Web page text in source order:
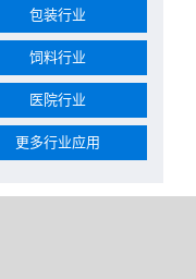
包装行业
饲料行业
医院行业
更多行业应用